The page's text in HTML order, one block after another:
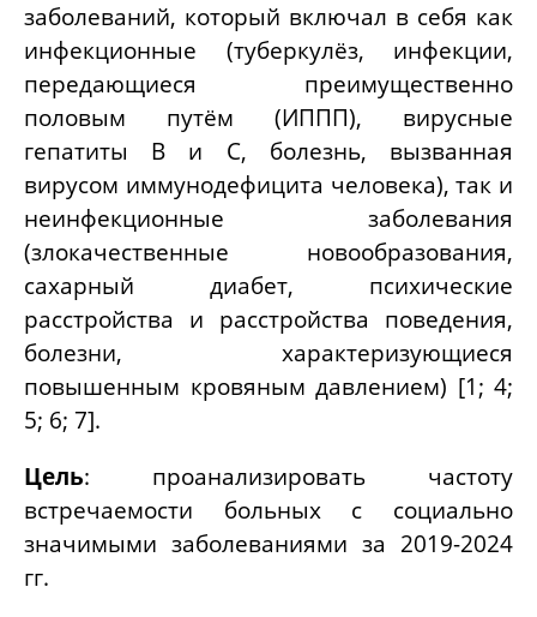
заболеваний, который включал в себя как
инфекционные (туберкулёз, инфекции,
передающиеся преимущественно
половым путём (ИППП), вирусные
гепатиты B и C, болезнь, вызванная
вирусом иммунодефицита человека), так и
неинфекционные заболевания
(злокачественные новообразования,
сахарный диабет, психические
расстройства и расстройства поведения,
болезни, характеризующиеся
повышенным кровяным давлением) [1; 4;
5; 6; 7].
Цель: проанализировать частоту
встречаемости больных с социально
значимыми заболеваниями за 2019-2024
гг.